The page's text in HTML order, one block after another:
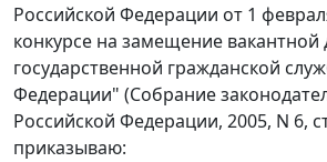
Российской Федерации от 1
конкурсе на замещение вакантной
государственной гражданской
Федерации" (Собрание
Российской Федерации, 2005, N 6,
приказываю: